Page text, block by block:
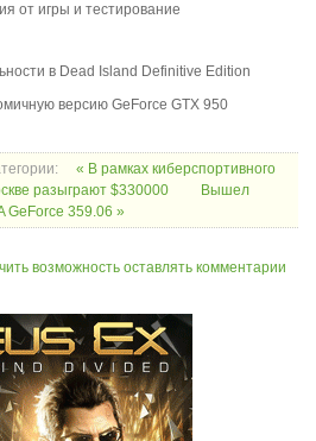
от игры и тестирование
в Dead Island Definitive Edition
версию GeForce GTX 950
« В рамках киберспортивного
разыграют $330000
Вышел
GeForce 359.06 »
возможность оставлять комментарии